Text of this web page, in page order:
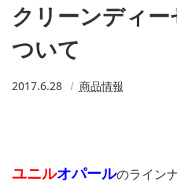
クリーンディ
ついて
2017.6.28 商品情報
ユニルオパールのライン